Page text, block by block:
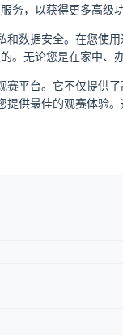
务，以获得更多高级
数据安全。在您使
。无论您是在家中
平台。它不仅提供
供最佳的观赛体验